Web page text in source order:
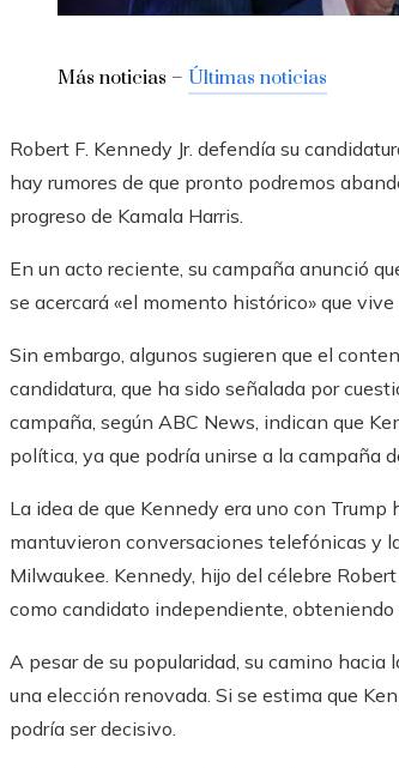
Más noticias – Últimas noticias
Robert F. Kennedy Jr. defendía su
hay rumores de que pronto podremos
progreso de Kamala Harris.
En un acto reciente, su campaña anunció
se acercará «el momento histórico» que
Sin embargo, algunos sugieren que el
candidatura, que ha sido señalada por
campaña, según ABC News, indican que
política, ya que podría unirse a la campaña
La idea de que Kennedy era uno con
mantuvieron conversaciones telefónicas y
Milwaukee. Kennedy, hijo del célebre
como candidato independiente,
A pesar de su popularidad, su camino
una elección renovada. Si se estima que
podría ser decisivo.